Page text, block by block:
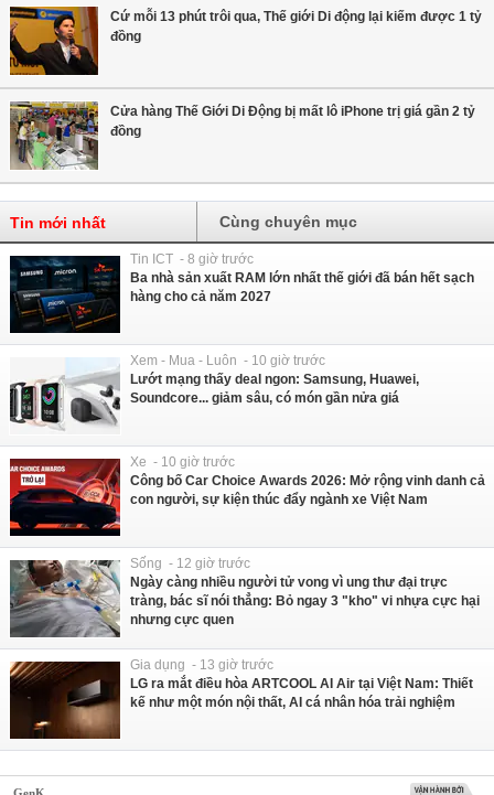
Cứ mỗi 13 phút trôi qua, Thế giới Di động lại kiếm được 1 tỷ
đồng
Cửa hàng Thế Giới Di Động bị mất lô iPhone trị giá gần 2 tỷ
đồng
Tin mới nhất Cùng chuyên mục
Tin ICT - 8 giờ trước
Ba nhà sản xuất RAM lớn nhất thế giới đã bán hết sạch
hàng cho cả năm 2027
Xem - Mua - Luôn - 10 giờ trước
Lướt mạng thấy deal ngon: Samsung, Huawei,
Soundcore... giảm sâu, có món gần nửa giá
Xe - 10 giờ trước
Công bố Car Choice Awards 2026: Mở rộng vinh danh cả
con người, sự kiện thúc đẩy ngành xe Việt Nam
Sống - 12 giờ trước
Ngày càng nhiều người tử vong vì ung thư đại trực
tràng, bác sĩ nói thẳng: Bỏ ngay 3 "kho" vi nhựa cực hại
nhưng cực quen
Gia dụng - 13 giờ trước
LG ra mắt điều hòa ARTCOOL AI Air tại Việt Nam: Thiết
kế như một món nội thất, AI cá nhân hóa trải nghiệm
GenK